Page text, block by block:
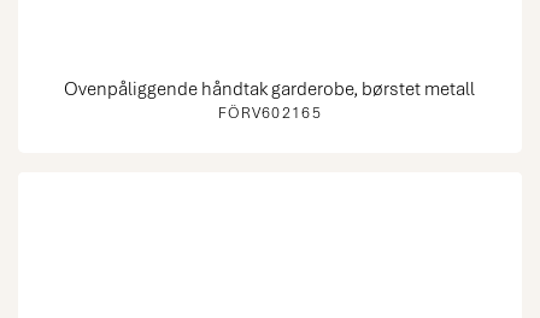
FÖRV602165
Ovenpåliggende håndtak garderobe, børstet metall